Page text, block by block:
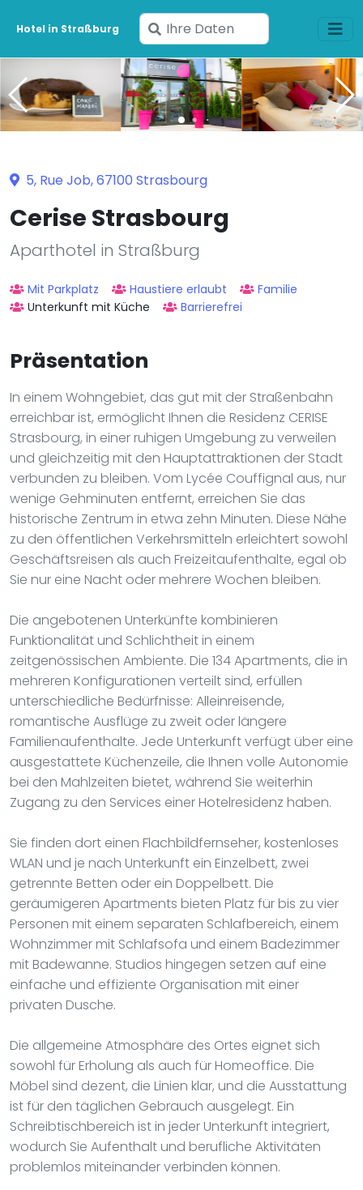
Hotel in Straßburg
Geben
Sie
Ihre
Daten
ein
5, Rue Job, 67100 Strasbourg
Cerise Strasbourg
Aparthotel in Straßburg
Mit Parkplatz Haustiere erlaubt
Familie
Unterkunft mit Küche
Barrierefrei
Präsentation
In einem Wohngebiet, das gut mit der Straßenbahn
erreichbar ist, ermöglicht Ihnen die Residenz CERISE
Strasbourg, in einer ruhigen Umgebung zu verweilen
und gleichzeitig mit den Hauptattraktionen der Stadt
verbunden zu bleiben. Vom Lycée Couffignal aus, nur
wenige Gehminuten entfernt, erreichen Sie das
historische Zentrum in etwa zehn Minuten. Diese Nähe
zu den öffentlichen Verkehrsmitteln erleichtert sowohl
Geschäftsreisen als auch Freizeitaufenthalte, egal ob
Sie nur eine Nacht oder mehrere Wochen bleiben.
Die angebotenen Unterkünfte kombinieren
Funktionalität und Schlichtheit in einem
zeitgenössischen Ambiente. Die 134 Apartments, die in
mehreren Konfigurationen verteilt sind, erfüllen
unterschiedliche Bedürfnisse: Alleinreisende,
romantische Ausflüge zu zweit oder längere
Familienaufenthalte. Jede Unterkunft verfügt über eine
ausgestattete Küchenzeile, die Ihnen volle Autonomie
bei den Mahlzeiten bietet, während Sie weiterhin
Zugang zu den Services einer Hotelresidenz haben.
Sie finden dort einen Flachbildfernseher, kostenloses
WLAN und je nach Unterkunft ein Einzelbett, zwei
getrennte Betten oder ein Doppelbett. Die
geräumigeren Apartments bieten Platz für bis zu vier
Personen mit einem separaten Schlafbereich, einem
Wohnzimmer mit Schlafsofa und einem Badezimmer
mit Badewanne. Studios hingegen setzen auf eine
einfache und effiziente Organisation mit einer
privaten Dusche.
Die allgemeine Atmosphäre des Ortes eignet sich
sowohl für Erholung als auch für Homeoffice. Die
Möbel sind dezent, die Linien klar, und die Ausstattung
ist für den täglichen Gebrauch ausgelegt. Ein
Schreibtischbereich ist in jeder Unterkunft integriert,
wodurch Sie Aufenthalt und berufliche Aktivitäten
problemlos miteinander verbinden können.